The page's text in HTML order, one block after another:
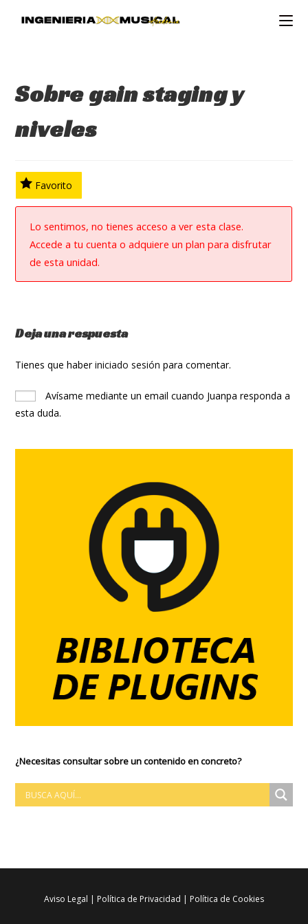
Sobre gain staging y
niveles
Favorito
Lo sentimos, no tienes acceso a ver esta clase.
Accede a tu cuenta o adquiere un plan para disfrutar
de esta unidad.
Deja una respuesta
Tienes que haberiniciado sesión para comentar.
Avísame mediante un email cuando Juanpa responda a
esta duda.
¿Necesitas consultar sobre un contenido en concreto?
Aviso Legal | Política de Privacidad | Política de Cookies